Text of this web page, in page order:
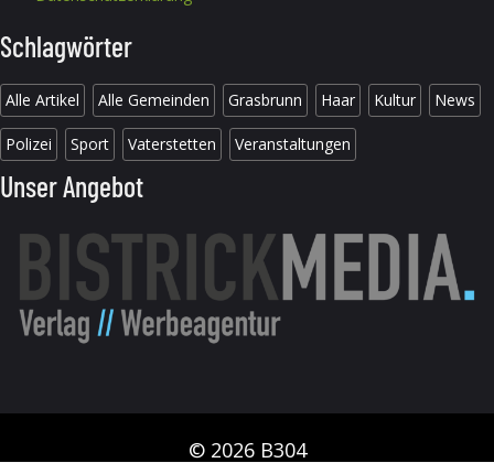
Schlagwörter
Alle Artikel Alle Gemeinden Grasbrunn Haar Kultur News
Polizei Sport Vaterstetten Veranstaltungen
Unser Angebot
© 2026 B304